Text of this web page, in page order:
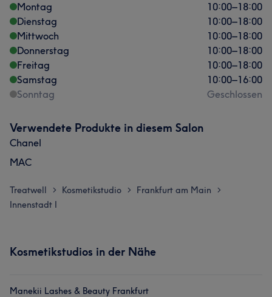
Montag
10:00–18:00
Dienstag
10:00–18:00
Mittwoch
10:00–18:00
Donnerstag
10:00–18:00
Freitag
10:00–18:00
Samstag
10:00–16:00
Sonntag
Geschlossen
Verwendete Produkte in diesem Salon
Chanel
MAC
Treatwell > Kosmetikstudio > Frankfurt am Main >
Innenstadt I
Kosmetikstudios in der Nähe
Manekii Lashes & Beauty Frankfurt